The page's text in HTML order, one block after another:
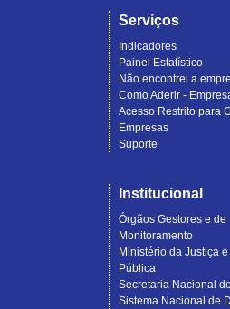
Serviços
Indicadores
Painel Estatístico
Não encontrei a
Como Aderir -
Acesso Restrito para
Empresas
Suporte
Institucional
Órgãos Gestores e de
Monitoramento
Ministério da Justiça
Pública
Secretaria Nacional
Sistema Nacional de